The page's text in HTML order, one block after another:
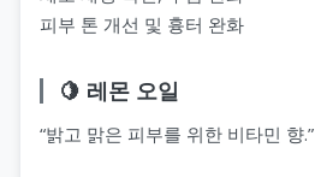
피부 톤 개선 및 흉터 완화
🍋 레몬 오일
“밝고 맑은 피부를 위한 비타민 향.”